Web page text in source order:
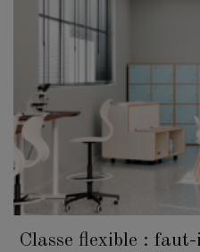
Classe flexible :